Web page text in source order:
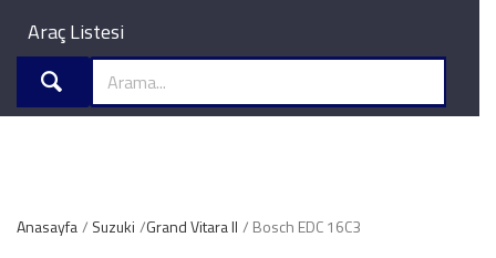
Araç Listesi
Anasayfa Suzuki Grand Vitara II Bosch EDC 16C3